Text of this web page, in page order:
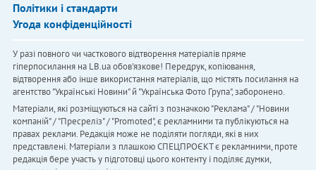
Політики і стандарти
Угода конфіденційності
У разі повного чи часткового відтворення матеріалів пряме
гіперпосилання на LB.ua обов'язкове! Передрук, копіювання,
відтворення або інше використання матеріалів, що містять посилання на
агентство "Українськi Новини" й "Українська Фото Група", заборонено.
Матеріали, які розміщуються на сайті з позначкою "Реклама" / "Новини
компаній" / "Пресреліз" / "Promoted", є рекламними та публікуються на
правах реклами. Редакція може не поділяти погляди, які в них
представлені. Матеріали з плашкою СПЕЦПРОЄКТ є рекламними, проте
редакція бере участь у підготовці цього контенту і поділяє думки,